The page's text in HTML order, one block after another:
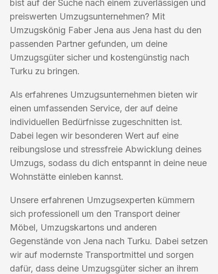
bist auf der Suche nach einem zuverlässigen und
preiswerten Umzugsunternehmen? Mit
Umzugskönig Faber Jena aus Jena hast du den
passenden Partner gefunden, um deine
Umzugsgüter sicher und kostengünstig nach
Turku zu bringen.
Als erfahrenes Umzugsunternehmen bieten wir
einen umfassenden Service, der auf deine
individuellen Bedürfnisse zugeschnitten ist.
Dabei legen wir besonderen Wert auf eine
reibungslose und stressfreie Abwicklung deines
Umzugs, sodass du dich entspannt in deine neue
Wohnstätte einleben kannst.
Unsere erfahrenen Umzugsexperten kümmern
sich professionell um den Transport deiner
Möbel, Umzugskartons und anderen
Gegenstände von Jena nach Turku. Dabei setzen
wir auf modernste Transportmittel und sorgen
dafür, dass deine Umzugsgüter sicher an ihrem